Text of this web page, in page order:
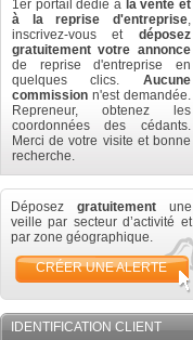
1er portail dédié à la vente et
à la reprise d'entreprise,
inscrivez-vous et déposez
gratuitement votre annonce
de reprise d'entreprise en
quelques clics. Aucune
commission n'est demandée.
Repreneur, obtenez les
coordonnées des cédants.
Merci de votre visite et bonne
recherche.
Déposez gratuitement une
veille par secteur d’activité et
par zone géographique.
CRÉER UNE ALERTE
IDENTIFICATION CLIENT